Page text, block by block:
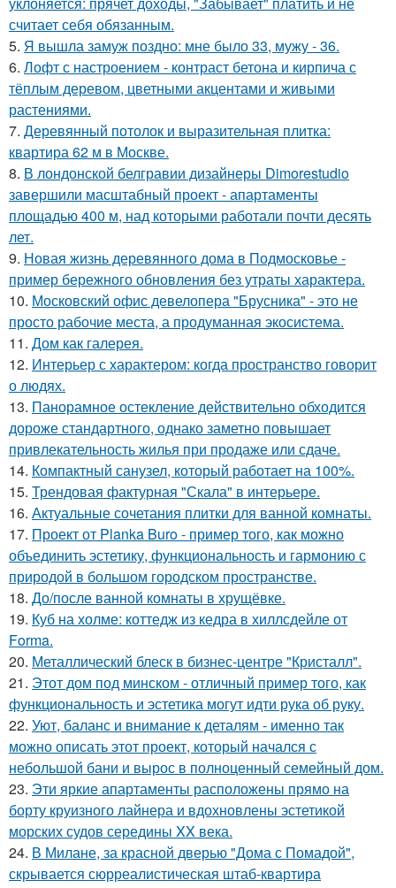
считает себя обязанным.
5. Я вышла замуж поздно: мне было 33, мужу - 36.
6. Лофт с настроением - контраст бетона и кирпича с
тёплым деревом, цветными акцентами и живыми
растениями.
7. Деревянный потолок и выразительная плитка:
квартира 62 м в Москве.
8. В лондонской белгравии дизайнеры Dimorestudio
завершили масштабный проект - апартаменты
площадью 400 м, над которыми работали почти десять
лет.
9. Новая жизнь деревянного дома в Подмосковье -
пример бережного обновления без утраты характера.
10. Московский офис девелопера "Брусника" - это не
просто рабочие места, а продуманная экосистема.
11. Дом как галерея.
12. Интерьер с характером: когда пространство говорит
о людях.
13. Панорамное остекление действительно обходится
дороже стандартного, однако заметно повышает
привлекательность жилья при продаже или сдаче.
14. Компактный санузел, который работает на 100%.
15. Трендовая фактурная "Скала" в интерьере.
16. Актуальные сочетания плитки для ванной комнаты.
17. Проект от Planka Buro - пример того, как можно
объединить эстетику, функциональность и гармонию с
природой в большом городском пространстве.
18. До/после ванной комнаты в хрущёвке.
19. Куб на холме: коттедж из кедра в хиллсдейле от
Forma.
20. Металлический блеск в бизнес-центре "Кристалл".
21. Этот дом под минском - отличный пример того, как
функциональность и эстетика могут идти рука об руку.
22. Уют, баланс и внимание к деталям - именно так
можно описать этот проект, который начался с
небольшой бани и вырос в полноценный семейный дом.
23. Эти яркие апартаменты расположены прямо на
борту круизного лайнера и вдохновлены эстетикой
морских судов середины XX века.
24. В Милане, за красной дверью "Дома с Помадой",
скрывается сюрреалистическая штаб-квартира